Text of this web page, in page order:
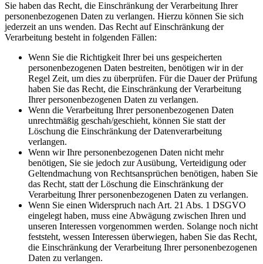
Sie haben das Recht, die Einschränkung der Verarbeitung Ihrer
personenbezogenen Daten zu verlangen. Hierzu können Sie sich
jederzeit an uns wenden. Das Recht auf Einschränkung der
Verarbeitung besteht in folgenden Fällen:
Wenn Sie die Richtigkeit Ihrer bei uns gespeicherten
personenbezogenen Daten bestreiten, benötigen wir in der
Regel Zeit, um dies zu überprüfen. Für die Dauer der Prüfung
haben Sie das Recht, die Einschränkung der Verarbeitung
Ihrer personenbezogenen Daten zu verlangen.
Wenn die Verarbeitung Ihrer personenbezogenen Daten
unrechtmäßig geschah/geschieht, können Sie statt der
Löschung die Einschränkung der Datenverarbeitung
verlangen.
Wenn wir Ihre personenbezogenen Daten nicht mehr
benötigen, Sie sie jedoch zur Ausübung, Verteidigung oder
Geltendmachung von Rechtsansprüchen benötigen, haben Sie
das Recht, statt der Löschung die Einschränkung der
Verarbeitung Ihrer personenbezogenen Daten zu verlangen.
Wenn Sie einen Widerspruch nach Art. 21 Abs. 1 DSGVO
eingelegt haben, muss eine Abwägung zwischen Ihren und
unseren Interessen vorgenommen werden. Solange noch nicht
feststeht, wessen Interessen überwiegen, haben Sie das Recht,
die Einschränkung der Verarbeitung Ihrer personenbezogenen
Daten zu verlangen.